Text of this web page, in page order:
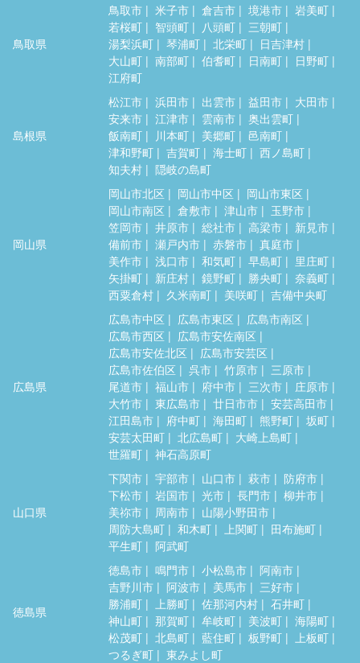
鳥取県
鳥取市 米子市 倉吉市 境港市
岩美町
若桜町
智頭町 八頭町
三朝町
湯梨浜町
琴浦町 北栄町
日吉津村
大山町
南部町 伯耆町 日南町
日野町
江府町
島根県
松江市 浜田市 出雲市 益田市
大田市
安来市
江津市 雲南市
奥出雲町
飯南町
川本町 美郷町
邑南町
津和野町
吉賀町 海士町
西ノ島町
知夫村
隠岐の島町
岡山県
岡山市北区 岡山市中区
岡山市東区
岡山市南区
倉敷市 津山市
玉野市
笠岡市
井原市 総社市 高梁市
新見市
備前市
瀬戸内市 赤磐市
真庭市
美作市
浅口市 和気町 早島町
里庄町
矢掛町
新庄村 鏡野町 勝央町
奈義町
西粟倉村
久米南町 美咲町 吉備中央町
広島県
広島市中区 広島市東区
広島市南区
広島市西区
広島市安佐南区
広島市安佐北区
広島市安芸区
広島市佐伯区
呉市 竹原市
三原市
尾道市
福山市 府中市 三次市
庄原市
大竹市
東広島市 廿日市市
安芸高田市
江田島市
府中町 海田町 熊野町
坂町
安芸太田町
北広島町
大崎上島町
世羅町
神石高原町
山口県
下関市 宇部市 山口市 萩市
防府市
下松市
岩国市 光市 長門市
柳井市
美祢市
周南市
山陽小野田市
周防大島町
和木町 上関町
田布施町
平生町
阿武町
徳島県
徳島市 鳴門市 小松島市
阿南市
吉野川市
阿波市 美馬市
三好市
勝浦町
上勝町 佐那河内村
石井町
神山町
那賀町 牟岐町 美波町
海陽町
松茂町
北島町 藍住町 板野町
上板町
つるぎ町
東みよし町